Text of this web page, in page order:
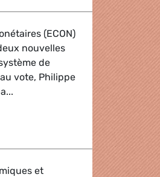
(ECON)
nouvelles
de
vote, Philippe
et